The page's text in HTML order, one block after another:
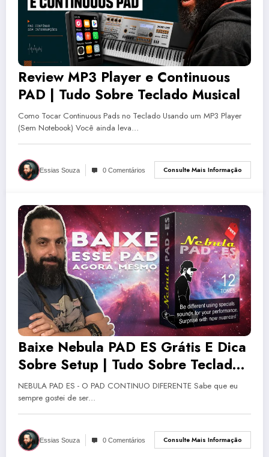
Review MP3 Player e Continuous
PAD | Tudo Sobre Teclado Musical
Como Tocar Continuous Pads no Teclado Usando um MP3 Player
(Sem Notebook) Você ainda leva…
Essias Souza 0 Comentários Consulte Mais Informação
Baixe Nebula PAD ES Grátis E Dica
Sobre Setup | Tudo Sobre Teclado
Musical
NEBULA PAD ES - O PAD CONTINUO DIFERENTE Sabe que eu
sempre gostei de ser…
Essias Souza 0 Comentários Consulte Mais Informação